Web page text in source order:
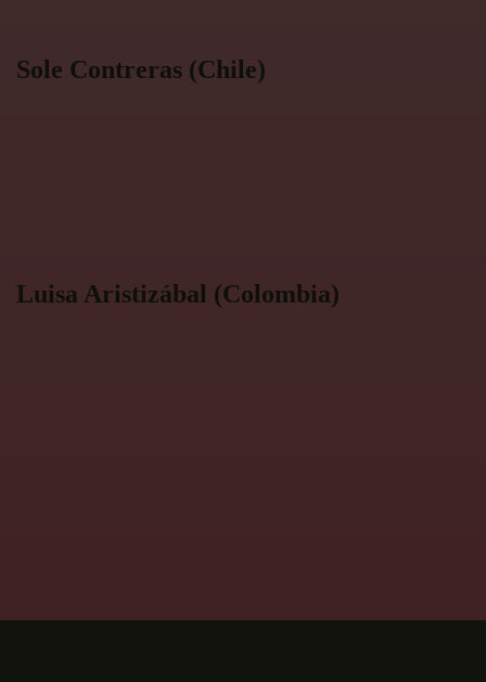
Sole Contreras (Chile)
Luisa Aristizábal (Colombia)